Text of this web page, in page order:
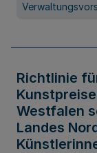
Richtlinie
Westfalen
Landes